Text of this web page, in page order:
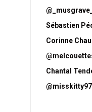
@_musgrave_
Sébastien
Corinne
Chantal